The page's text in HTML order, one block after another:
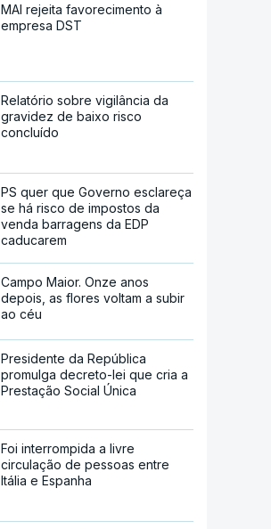
MAI rejeita favorecimento à
empresa DST
Relatório sobre vigilância da
gravidez de baixo risco
concluído
PS quer que Governo esclareça
se há risco de impostos da
venda barragens da EDP
caducarem
Campo Maior. Onze anos
depois, as flores voltam a subir
ao céu
Presidente da República
promulga decreto-lei que cria a
Prestação Social Única
Foi interrompida a livre
circulação de pessoas entre
Itália e Espanha